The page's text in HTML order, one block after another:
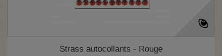
Strass autocollants - Rouge